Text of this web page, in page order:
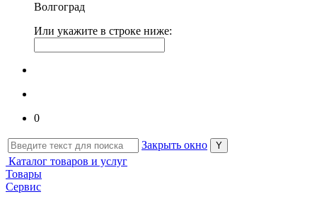
Волгоград
Или укажите в строке ниже:
0
Закрыть окно
Каталог товаров и услуг
Товары
Сервис